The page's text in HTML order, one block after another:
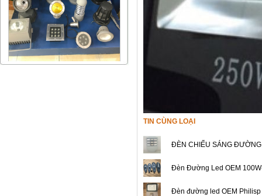
TIN CÙNG LOẠI
ĐÈN CHIẾU SÁNG
Đèn Đường Led OEM
Đèn đường led OEM